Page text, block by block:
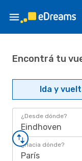
Encontrá tu
Ida y
¿Desde dónde?
Eindhoven
¿Hacia dónde?
París